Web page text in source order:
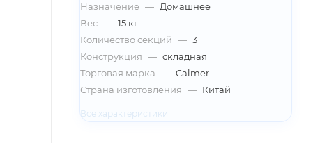
Назначение — Домашнее
Вес — 15 кг
Количество секций — 3
Конструкция — складная
Торговая марка — Calmer
Страна изготовления — Китай
Все характеристики